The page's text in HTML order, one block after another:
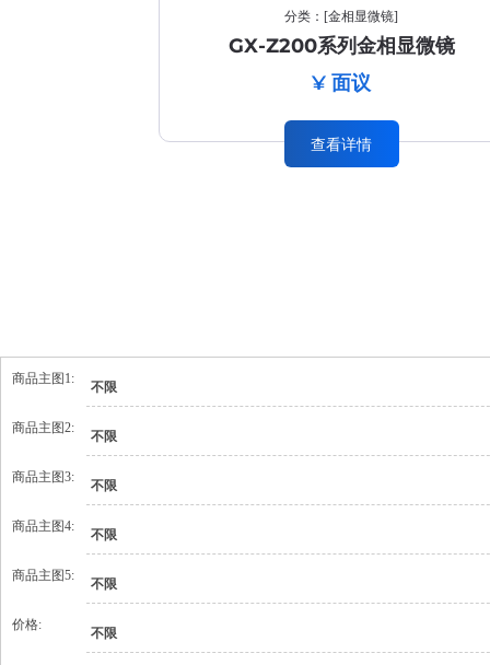
分类： [金相显微镜]
GX-Z200系列金相显微镜
¥ 面议
查看详情
商品主图1:
不限
商品主图2:
不限
商品主图3:
不限
商品主图4:
不限
商品主图5:
不限
价格:
不限